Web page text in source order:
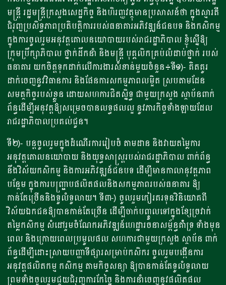
មន្ត្រី រដ្ឋមន្ត្រីក្រសួងសេដ្ឋកិច្ច និងហិរញ្ញវត្ថុមានប្រសាសន៍ថា ក្នុងស្មារតី
ជំរុញប្រសិទ្ធភាពប្រតិបត្តិការរបស់ធនាគារអភិវឌ្ឍន៍ជនបទ និងកសិកម្ម
ក្នុងការចូលរួមអនុវត្តគោលនយោបាយរបស់រាជរដ្ឋាភិបាល ខ្ញុំស្នើឱ្យ
ក្រុមប្រឹក្សាភិបាល ថ្នាក់ដឹកនាំ និងមន្ត្រី បុគ្គលិកគ្រប់លំដាប់ថ្នាក់ របស់
ធនាគារ យកចិត្តទុកដាក់លើការងារសំខាន់មួយចំនួន៖ទី១)- គិតគូរ
ដាក់ចេញនូវវិធានការ និងផែនការសកម្មភាពលម្អិត ស្របតាមដែន
សមត្ថកិច្ចរបស់ខ្លួន ដោយសហការជិតស្និទ្ធ ជាមួយក្រសួង ស្ថាប័នពាក់
ព័ន្ធដើម្បីអនុវត្តឱ្យសម្រេចបានលទ្ធផលល្អ នូវភារកិច្ចទំាងឡាយដែល
រាជរដ្ឋាភិបាលប្រគល់ជូន។
ទី២)- បន្តចូលរួមក្នុងដំណើរការរៀបចំ តាមដាន និងវាយតម្លៃការ
អនុវត្តគោលនយោបាយ និងយុទ្ធសាស្ត្ររបស់រាជរដ្ឋាភិបាល ពាក់ព័ន្ធ
នឹងវិស័យកសិកម្ម និងការអភិវឌ្ឍន៍ជនបទ ដើម្បីមានកាលានុវត្តភាព
បន្ថែម ក្នុងការបញ្ជ្រាបផលិតផលនិងសកម្មភាពរបស់ធនាគារ ឱ្យ
កាន់តែច្រើននិងទូលំទូលាយ។ ទី៣-) ចូលរួមកៀរគរទុនវិនិយោគពី
វិស័យឯកជនឱ្យបានកាន់តែច្រើន ដើម្បីចាក់បញ្ចូលទៅក្នុងខ្សែច្រវាក់
តម្លៃកសិកម្ម សំដៅរួមចំណែកអភិវឌ្ឍន៍ហេដ្ឋារចនាសម្ព័ន្ធគំាំទ្រ ទំាងមុន
ពេល និងក្រោយពេលប្រមូលផល សហការជាមួយក្រសួង ស្ថាប័ន ពាក់
ព័ន្ធដើម្បីដោះស្រាយបញ្ហាទីផ្សារសម្រាប់កសិករ ចូលរួមបង្កើនការ
អនុវត្តផលិតកម្ម កសិកម្ម តាមកិច្ចសន្យា ឱ្យបានកាន់តែទូលំទូលាយ
ព្រមទំាងចូលរួមជួយជំរុញការកែច្នៃ និងការនាំចេញនូវផលិតផល